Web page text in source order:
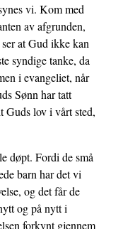
vi. Kom med
av afgrunden,
at Gud ikke kan
syndige tanke, da
i evangeliet, når
Sønn har tatt
Guds lov i vårt sted,
døpt. Fordi de små
barn har det vi
og det får de
og på nytt i
forkynt gjennem